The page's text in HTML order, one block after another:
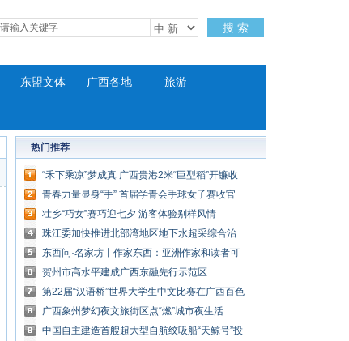
搜 索
东盟文体 广西各地 旅游
热门推荐
“禾下乘凉”梦成真 广西贵港2米“巨型稻”开镰收
割
青春力量显身“手” 首届学青会手球女子赛收官
壮乡“巧女”赛巧迎七夕 游客体验别样风情
珠江委加快推进北部湾地区地下水超采综合治
理
东西问·名家坊丨作家东西：亚洲作家和读者可
有良好“化学反应”
贺州市高水平建成广西东融先行示范区
第22届“汉语桥”世界大学生中文比赛在广西百色
启动
广西象州梦幻夜文旅街区点“燃”城市夜生活
中国自主建造首艘超大型自航绞吸船“天鲸号”投